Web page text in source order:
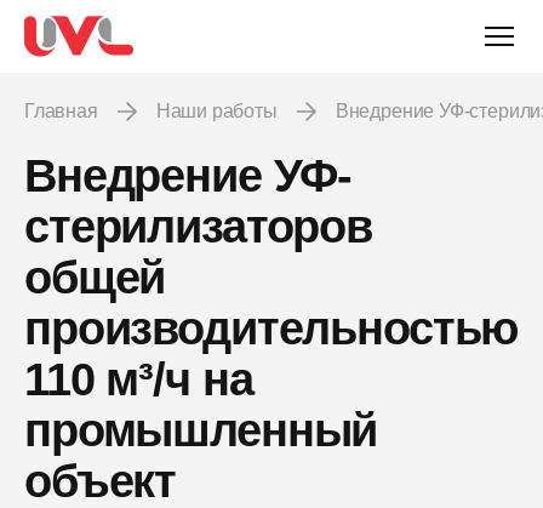
Главная Наши работы Внедрение УФ-
Внедрение УФ-
стерилизаторов
общей
производительностью
110 м³/ч на
промышленный
объект